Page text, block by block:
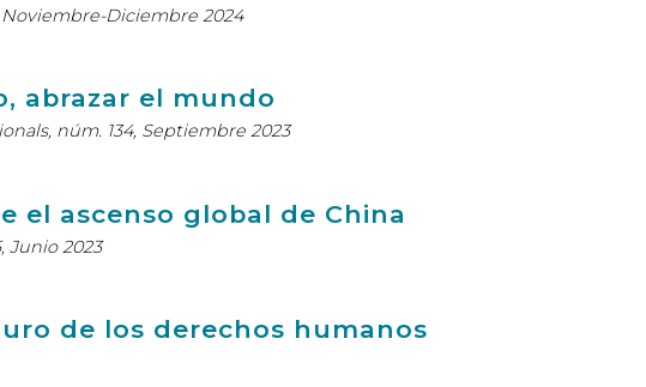
Diciembre 2024
abrazar el mundo
núm. 134, Septiembre 2023
el ascenso global de China
Junio 2023
de los derechos humanos